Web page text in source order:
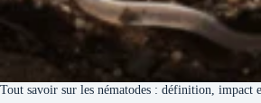
Tout savoir sur les nématodes : définition, impact